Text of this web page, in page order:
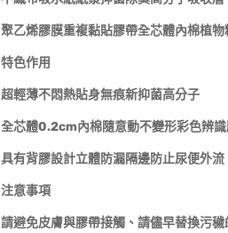
聚乙烯膠膜重複黏貼膠帶全芯體內棉植
特色作用
超輕薄不悶熱貼身無痕新抑菌高分子
全芯體0.2cm內棉隨意動不變形彩色辨識
具有背膠設計立體防漏隔邊防止尿便外流
注意事項
請避免皮膚與膠帶接觸、請儘早替換污